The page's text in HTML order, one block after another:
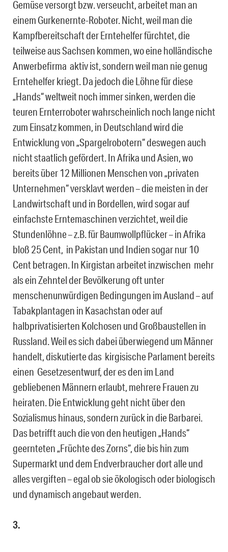
Gemüse versorgt bzw. verseucht, arbeitet man an
einem Gurkenernte-Roboter. Nicht, weil man die
Kampfbereitschaft der Erntehelfer fürchtet, die
teilweise aus Sachsen kommen, wo eine holländische
Anwerbefirma aktiv ist, sondern weil man nie genug
Erntehelfer kriegt. Da jedoch die Löhne für diese
„Hands“ weltweit noch immer sinken, werden die
teuren Ernterroboter wahrscheinlich noch lange nicht
zum Einsatz kommen, in Deutschland wird die
Entwicklung von „Spargelrobotern“ deswegen auch
nicht staatlich gefördert. In Afrika und Asien, wo
bereits über 12 Millionen Menschen von „privaten
Unternehmen“ versklavt werden – die meisten in der
Landwirtschaft und in Bordellen, wird sogar auf
einfachste Erntemaschinen verzichtet, weil die
Stundenlöhne – z.B. für Baumwollpflücker – in Afrika
bloß 25 Cent, in Pakistan und Indien sogar nur 10
Cent betragen. In Kirgistan arbeitet inzwischen mehr
als ein Zehntel der Bevölkerung oft unter
menschenunwürdigen Bedingungen im Ausland – auf
Tabakplantagen in Kasachstan oder auf
halbprivatisierten Kolchosen und Großbaustellen in
Russland. Weil es sich dabei überwiegend um Männer
handelt, diskutierte das kirgisische Parlament bereits
einen Gesetzesentwurf, der es den im Land
gebliebenen Männern erlaubt, mehrere Frauen zu
heiraten. Die Entwicklung geht nicht über den
Sozialismus hinaus, sondern zurück in die Barbarei.
Das betrifft auch die von den heutigen „Hands“
geernteten „Früchte des Zorns“, die bis hin zum
Supermarkt und dem Endverbraucher dort alle und
alles vergiften – egal ob sie ökologisch oder biologisch
und dynamisch angebaut werden.
3.